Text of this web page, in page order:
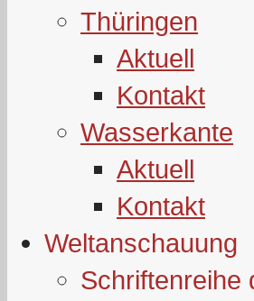
Thüringen
Aktuell
Kontakt
Wasserkante
Aktuell
Kontakt
Weltanschauung
Schriftenreihe